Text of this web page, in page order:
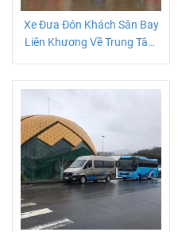
Xe Đưa Đón Khách Sân Bay
Liên Khương Về Trung Tâm